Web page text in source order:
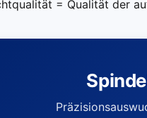
= Qualität der